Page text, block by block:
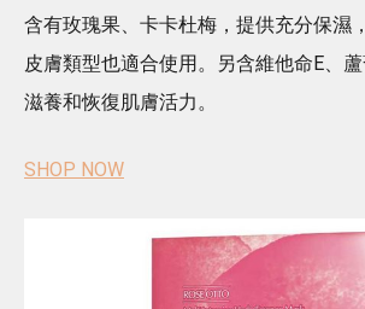
含有玫瑰果、卡卡杜梅，提供充分保濕
皮膚類型也適合使用。另含維他命E、
滋養和恢復肌膚活力。
SHOP NOW